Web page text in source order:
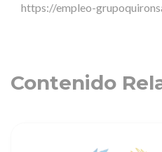
https://empleo-
Contenido